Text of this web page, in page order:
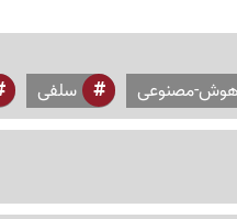
هوش-مصنوعی سلفی